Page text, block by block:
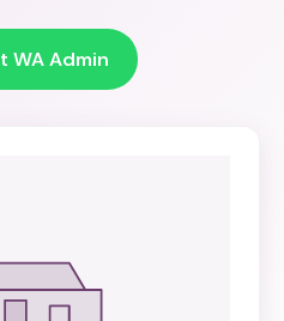
WA Admin